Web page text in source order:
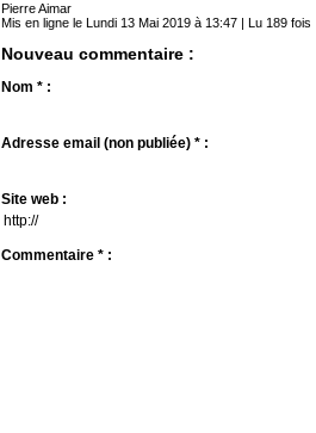
Pierre Aimar
Mis en ligne le Lundi 13 Mai 2019 à 13:47 | Lu 189 fois
Nouveau commentaire :
Nom * :
Adresse email (non publiée) * :
Site web :
Commentaire * :